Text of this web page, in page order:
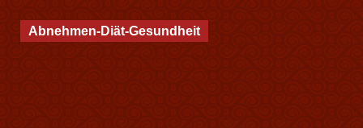
Abnehmen-Diät-Gesundheit